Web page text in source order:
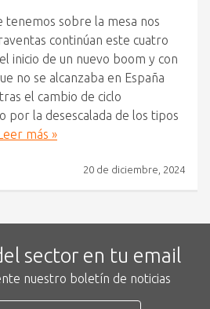
tenemos sobre la mesa nos
continúan este cuatro
inicio de un nuevo boom y con
no se alcanzaba en España
el cambio de ciclo
por la desescalada de los tipos
Leer más »
20 de diciembre, 2024
sector en tu email
nuestro boletín de noticias